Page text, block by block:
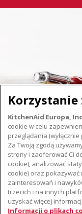
O KITCHENAID
Istota marki
Historia marki
WSPARCIE
KitchenAid Europa,
cookie w celu
przeglądania
Za Twoją zgodą
strony i zaoferować Ci
cookie), analizować
cookie) oraz
zainteresowań i
trzecich i na innych
uzyskać więcej
Informacji o plikach